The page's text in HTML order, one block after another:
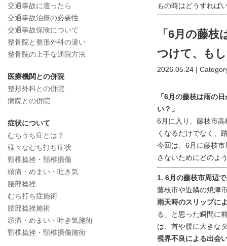
もの時はどうすれば
「6月の藤
つけて、も
2026.05.24 |
「6月の藤枝は雨の
い？」
6月に入り、藤枝市
くなるだけでなく、
今回は、6月に藤枝
さないためにどのよ
1. 6月の藤枝市周辺
藤枝市や近隣の焼津
雨天時のスリップに
る」と思った瞬間に
は、首や腰に大きな
視界不良による出会
交通事故に遭ったら
交通事故治療の必要性
交通事故保険について
整骨院と整形外科の違い
整骨院の上手な通院方法
医療機関との併院
整形外科との併院
病院との併院
症状について
むちうち症とは？
様々なむち打ち症状
頸椎捻挫・頸椎損傷
頭痛・めまい・吐き気
腰部捻挫
むち打ち症施術
腰部捻挫施術
頭痛・めまい・吐き気施術
頸椎捻挫・頸椎損傷施術